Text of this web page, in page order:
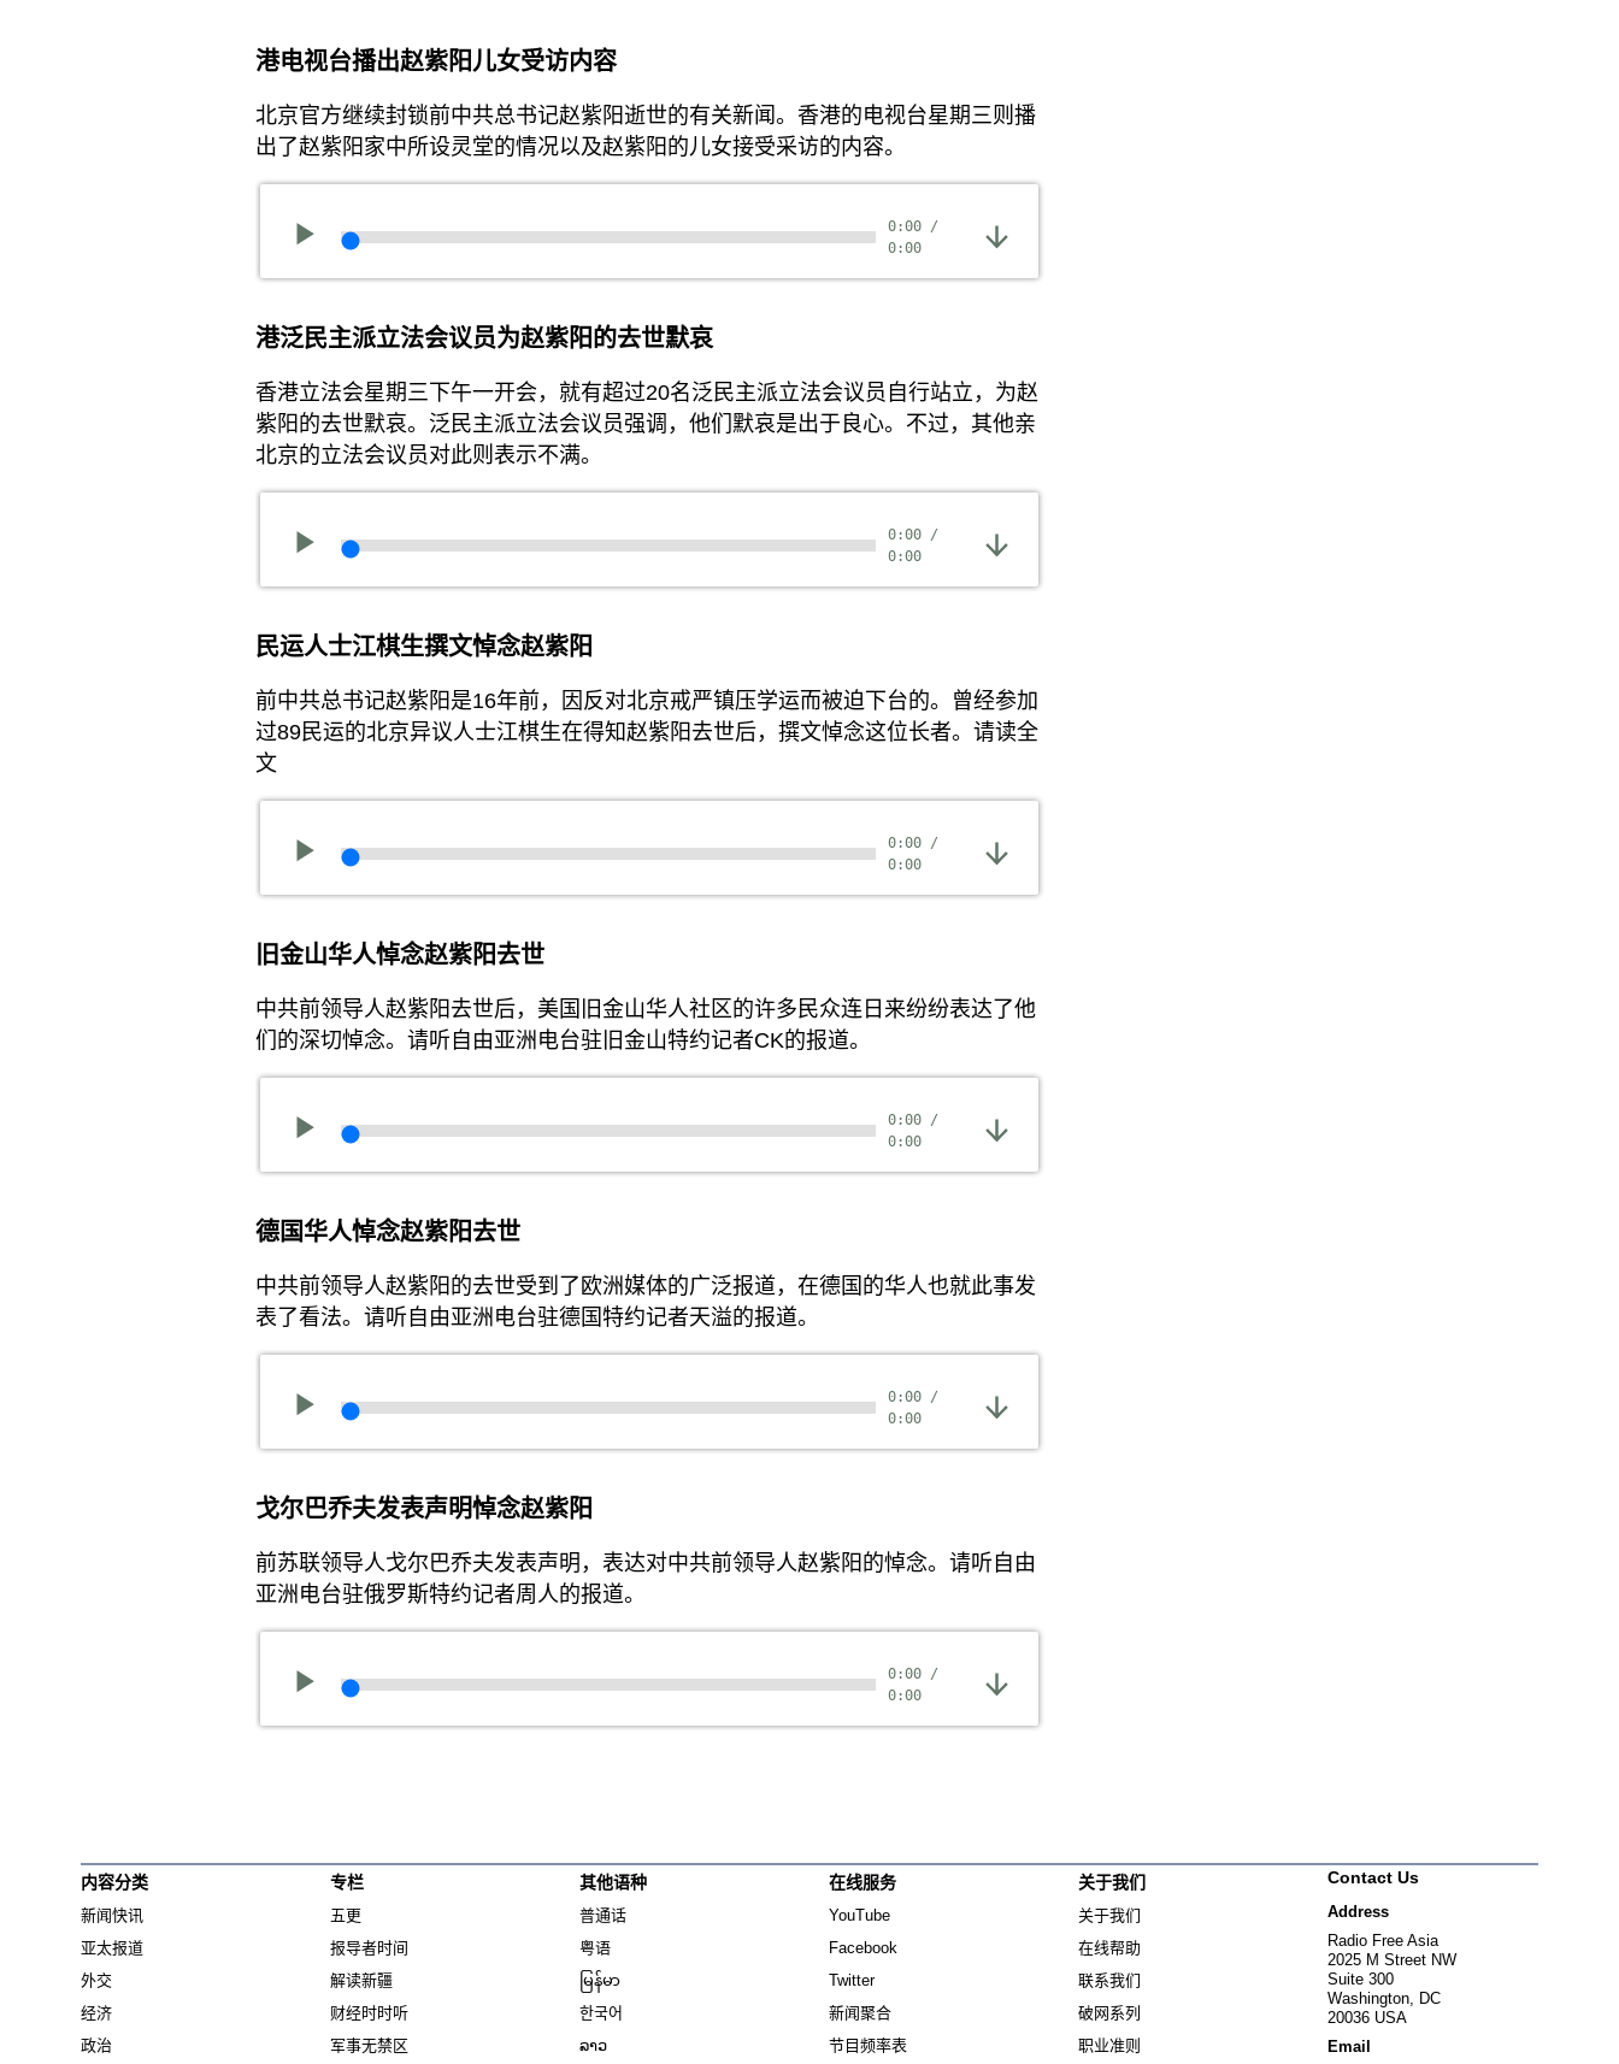
港电视台播出赵紫阳儿女受访内容
北京官方继续封锁前中共总书记赵紫阳逝世的有关新闻。香港的电视台星期三则播
出了赵紫阳家中所设灵堂的情况以及赵紫阳的儿女接受采访的内容。
0:00 /
0:00
港泛民主派立法会议员为赵紫阳的去世默哀
香港立法会星期三下午一开会，就有超过20名泛民主派立法会议员自行站立，为赵
紫阳的去世默哀。泛民主派立法会议员强调，他们默哀是出于良心。不过，其他亲
北京的立法会议员对此则表示不满。
0:00 /
0:00
民运人士江棋生撰文悼念赵紫阳
前中共总书记赵紫阳是16年前，因反对北京戒严镇压学运而被迫下台的。曾经参加
过89民运的北京异议人士江棋生在得知赵紫阳去世后，撰文悼念这位长者。请读全
文
0:00 /
0:00
旧金山华人悼念赵紫阳去世
中共前领导人赵紫阳去世后，美国旧金山华人社区的许多民众连日来纷纷表达了他
们的深切悼念。请听自由亚洲电台驻旧金山特约记者CK的报道。
0:00 /
0:00
德国华人悼念赵紫阳去世
中共前领导人赵紫阳的去世受到了欧洲媒体的广泛报道，在德国的华人也就此事发
表了看法。请听自由亚洲电台驻德国特约记者天溢的报道。
0:00 /
0:00
戈尔巴乔夫发表声明悼念赵紫阳
前苏联领导人戈尔巴乔夫发表声明，表达对中共前领导人赵紫阳的悼念。请听自由
亚洲电台驻俄罗斯特约记者周人的报道。
0:00 /
0:00
内容分类
新闻快讯
亚太报道
外交
经济
政治
专栏
五更
报导者时间
解读新疆
财经时时听
军事无禁区
其他语种
普通话
粤语
မြန်မာ
한국어
ລາວ
在线服务
YouTube
Facebook
Twitter
新闻聚合
节目频率表
关于我们
关于我们
在线帮助
联系我们
破网系列
职业准则
Contact Us
Address
Radio Free Asia
2025 M Street NW
Suite 300
Washington, DC
20036 USA
Email